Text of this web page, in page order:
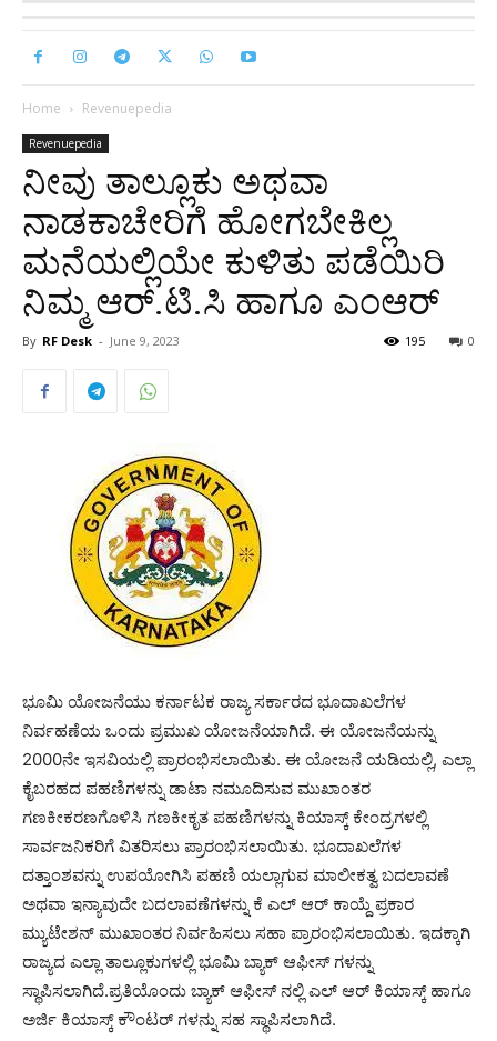
Home Revenuepedia
Revenuepedia
ನೀವು ತಾಲ್ಲೂಕು ಅಥವಾ
ನಾಡಕಾಚೇರಿಗೆ ಹೋಗಬೇಕಿಲ್ಲ
ಮನೆಯಲ್ಲಿಯೇ ಕುಳಿತು ಪಡೆಯಿರಿ
ನಿಮ್ಮ ಆರ್.ಟಿ.ಸಿ ಹಾಗೂ ಎಂಆರ್
By RF Desk - June 9, 2023 0
195
ಭೂಮಿ ಯೋಜನೆಯು ಕರ್ನಾಟಕ ರಾಜ್ಯ ಸರ್ಕಾರದ ಭೂದಾಖಲೆಗಳ
ನಿರ್ವಹಣೆಯ ಒಂದು ಪ್ರಮುಖ ಯೋಜನೆಯಾಗಿದೆ. ಈ ಯೋಜನೆಯನ್ನು
2000ನೇ ಇಸವಿಯಲ್ಲಿ ಪ್ರಾರಂಭಿಸಲಾಯಿತು. ಈ ಯೋಜನೆ ಯಡಿಯಲ್ಲಿ, ಎಲ್ಲಾ
ಕೈಬರಹದ ಪಹಣಿಗಳನ್ನು ಡಾಟಾ ನಮೂದಿಸುವ ಮುಖಾಂತರ
ಗಣಕೀಕರಣಗೊಳಿಸಿ ಗಣಕೀಕೃತ ಪಹಣಿಗಳನ್ನು ಕಿಯಾಸ್ಕ್ ಕೇಂದ್ರಗಳಲ್ಲಿ
ಸಾರ್ವಜನಿಕರಿಗೆ ವಿತರಿಸಲು ಪ್ರಾರಂಭಿಸಲಾಯಿತು. ಭೂದಾಖಲೆಗಳ
ದತ್ತಾಂಶವನ್ನು ಉಪಯೋಗಿಸಿ ಪಹಣಿ ಯಲ್ಲಾಗುವ ಮಾಲೀಕತ್ವ ಬದಲಾವಣೆ
ಅಥವಾ ಇನ್ಯಾವುದೇ ಬದಲಾವಣೆಗಳನ್ನು ಕೆ ಎಲ್ ಆರ್ ಕಾಯ್ದೆ ಪ್ರಕಾರ
ಮ್ಯುಟೇಶನ್ ಮುಖಾಂತರ ನಿರ್ವಹಿಸಲು ಸಹಾ ಪ್ರಾರಂಭಿಸಲಾಯಿತು. ಇದಕ್ಕಾಗಿ
ರಾಜ್ಯದ ಎಲ್ಲಾ ತಾಲ್ಲೂಕುಗಳಲ್ಲಿ ಭೂಮಿ ಬ್ಯಾಕ್ ಆಫೀಸ್ ಗಳನ್ನು
ಸ್ಥಾಪಿಸಲಾಗಿದೆ.ಪ್ರತಿಯೊಂದು ಬ್ಯಾಕ್ ಆಫೀಸ್ ನಲ್ಲಿ ಎಲ್ ಆರ್ ಕಿಯಾಸ್ಕ್ ಹಾಗೂ
ಅರ್ಜಿ ಕಿಯಾಸ್ಕ್ ಕೌಂಟರ್ ಗಳನ್ನು ಸಹ ಸ್ಥಾಪಿಸಲಾಗಿದೆ.